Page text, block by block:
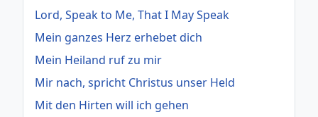
Lord, Speak to Me, That I May Speak
Mein ganzes Herz erhebet dich
Mein Heiland ruf zu mir
Mir nach, spricht Christus unser Held
Mit den Hirten will ich gehen